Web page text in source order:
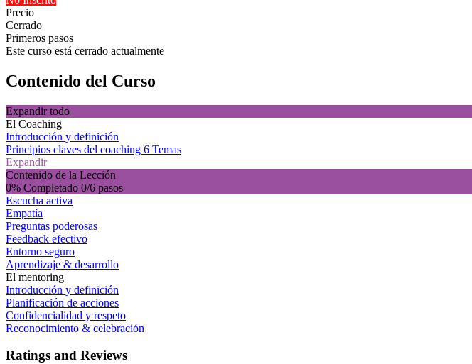
Precio
Cerrado
Primeros pasos
Este curso está cerrado actualmente
Contenido del Curso
Expandir todo
El Coaching
Introducción y definición
Principios claves del coaching 6 Temas
Expandir
Contenido de la Lección
0% Completado 0/6 pasos
Escucha activa
Empatía
Preguntas poderosas
Feedback efectivo
Entorno seguro
Aprendizaje & desarrollo
El mentoring
Introducción y definición
Planificación de acciones
Confidencialidad y respeto
Reconocimiento & celebración
Ratings and Reviews